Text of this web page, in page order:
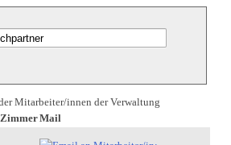
Mitarbeiter/innen der Verwaltung
ZimmerMail